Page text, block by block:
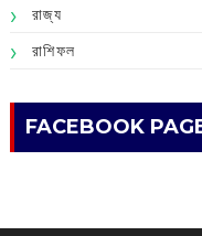
রাজ্য
রাশিফল
FACEBOOK